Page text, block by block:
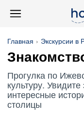
Главная Экскурсии в
Прогулка по
культуру.
интересные
столицы